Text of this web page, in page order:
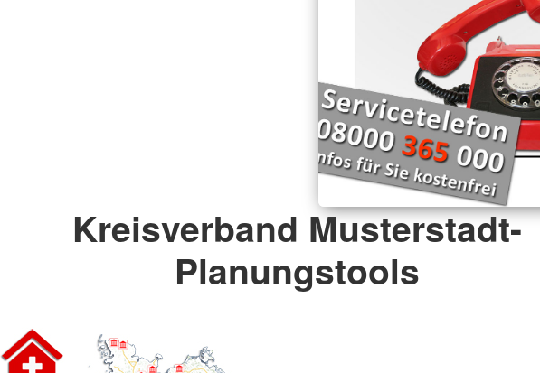
Kreisverband Musterstadt-
Planungstools